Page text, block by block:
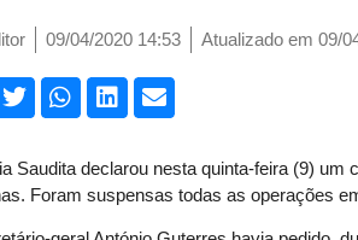
09/04/2020 14:53 Atualizado em 09/
Saudita declarou nesta quinta-feira (9)
Foram suspensas todas as operações